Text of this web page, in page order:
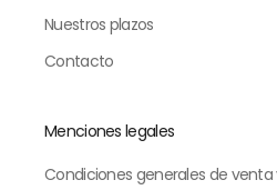
Nuestros plazos
Contacto
Menciones legales
Condiciones generales de venta